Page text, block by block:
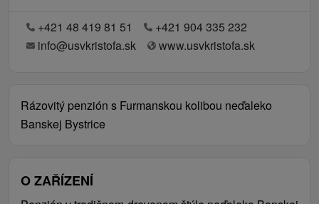
+421 48 419 81 51
+421 904 335 232
info@usvkristofa.sk
www.usvkristofa.sk
Rázovitý penzión s Furmanskou kolibou neďaleko
Banskej Bystrice
O ZAŘÍZENÍ